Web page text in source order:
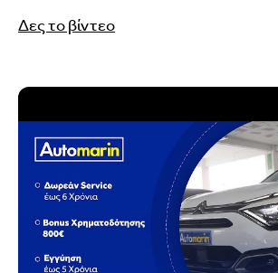
Δες το βίντεο